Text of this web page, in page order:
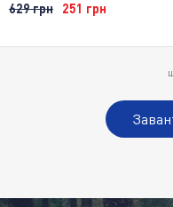
629 грн 251 грн